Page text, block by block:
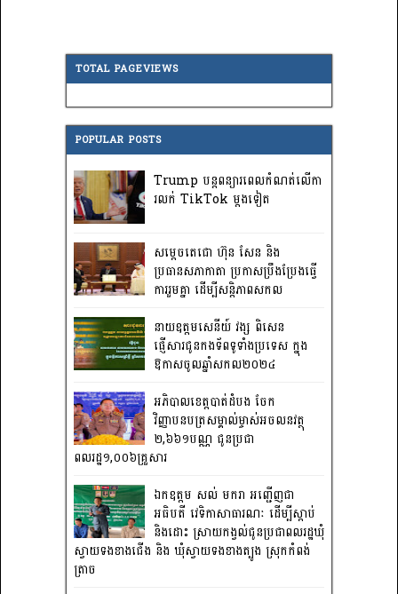
TOTAL PAGEVIEWS
POPULAR POSTS
Trump បន្តពន្យារពេលកំណត់លើកា
រលក់ TikTok ម្តងទៀត
សម្តេចតេជោ ហ៊ុន សែន និង
ប្រធានសភាកាតា ប្រកាសប្រឹងប្រែងធ្វើ
ការ​រួមគ្នា ដើម្បីសន្តិភាពសកល
នាយឧត្តមសេនីយ៍ វង្ស ពិសេន
ផ្ញើសារជូនកងទ័ពទូទាំងប្រទេស ក្នុង
ឱកាសចូលឆ្នាំសកល២០២៤
អភិបាលខេត្តបាត់ដំបង ចែក
វិញ្ញាបនបត្រសម្គាល់ម្ចាស់អចលនវត្ថុ
២,៦៦១បណ្ណ ជូនប្រជា
ពលរដ្ឋ១,០០៦គ្រួសារ
ឯកឧត្តម សល់ មករា អញ្ជើញជា
អធិបតី វេទិកាសាធារណៈ ដើម្បីស្តាប់
និងដោះ ស្រាយកង្វល់ជូនប្រជាពលរដ្ឋឃុំ
ស្វាយទងខាងជើង និង ឃុំស្វាយទងខាងត្បូង ស្រុកកំពង់
ត្រាច